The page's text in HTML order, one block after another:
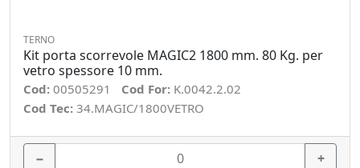
TERNO
Kit porta scorrevole MAGIC2 1800 mm. 80 Kg. per
vetro spessore 10 mm.
Cod: 00505291 Cod For: K.0042.2.02
Cod Tec: 34.MAGIC/1800VETRO
− +